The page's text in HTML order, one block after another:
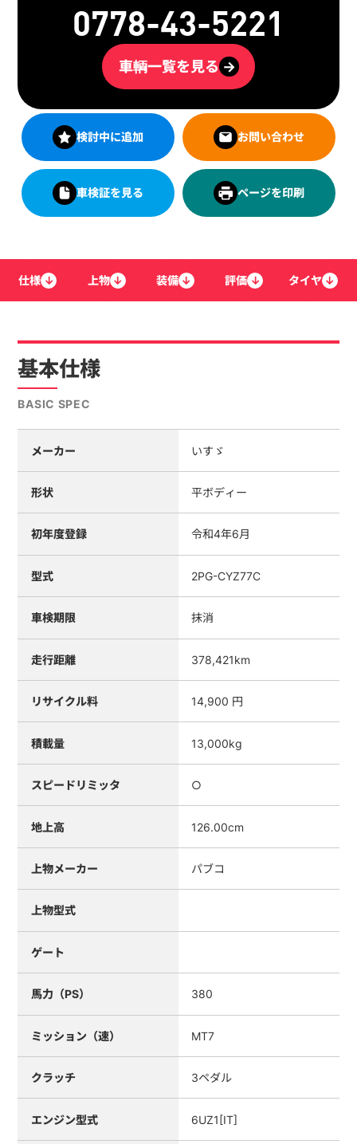
0778-43-5221
車輌一覧を見る →
検討中に追加 お問い合わせ
車検証を見る ページを印刷
仕様 ↓ 上物 ↓ 装備 ↓ 評価 ↓ タイヤ ↓
基本仕様
BASIC SPEC
メーカー いすゞ
形状 平ボディー
初年度登録 令和4年6月
型式 2PG-CYZ77C
車検期限 抹消
走行距離 378,421km
リサイクル料 14,900 円
積載量 13,000kg
スピードリミッタ ○
地上高 126.00cm
上物メーカー パブコ
上物型式
ゲート
馬力（PS） 380
ミッション（速） MT7
クラッチ 3ペダル
エンジン型式 6UZ1[IT]